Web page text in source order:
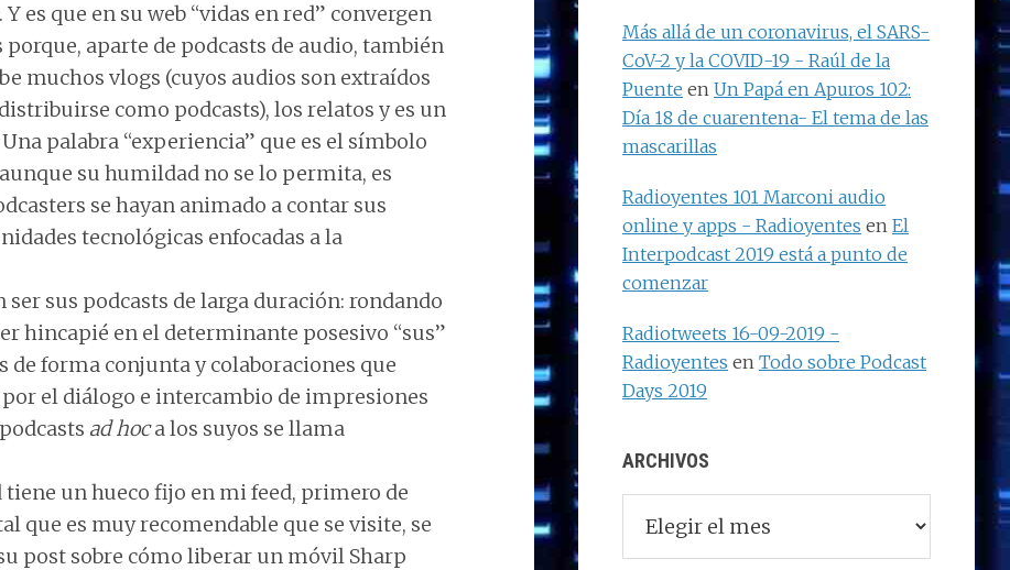
es que en su web “vidas en red” convergen
aparte de podcasts de audio, también
muchos vlogs (cuyos audios son extraídos
como podcasts), los relatos y es un
palabra “experiencia” que es el símbolo
su humildad no se lo permita, es
se hayan animado a contar sus
tecnológicas enfocadas a la
sus podcasts de larga duración: rondando
hincapié en el determinante posesivo “sus”
forma conjunta y colaboraciones que
el diálogo e intercambio de impresiones
ad hoca los suyos se llama
tiene un hueco fijo en mi feed, primero de
que es muy recomendable que se visite, se
post sobre cómo liberar un móvil Sharp
Más allá de un coronavirus, el SARS-
CoV-2 y la COVID-19 - Raúl de la
Puente en Un Papá en Apuros 102:
Día 18 de cuarentena- El tema de las
mascarillas
Radioyentes 101 Marconi audio
online y apps - Radioyentes en El
Interpodcast 2019 está a punto de
comenzar
Radiotweets 16-09-2019 -
Radioyentes en Todo sobre Podcast
Days 2019
ARCHIVOS